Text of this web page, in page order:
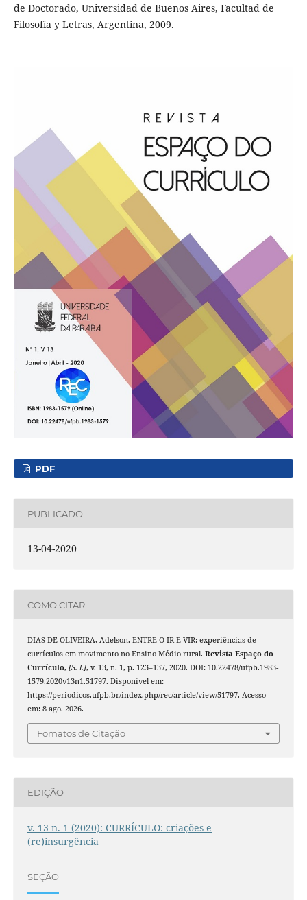
de Doctorado, Universidad de Buenos Aires, Facultad de
Filosofía y Letras, Argentina, 2009.
PDF
PUBLICADO
13-04-2020
COMO CITAR
DIAS DE OLIVEIRA, Adelson. ENTRE O IR E VIR: experiências de
currículos em movimento no Ensino Médio rural. Revista Espaço do
Currículo, [S. l.], v. 13, n. 1, p. 123–137, 2020. DOI: 10.22478/ufpb.1983-
1579.2020v13n1.51797. Disponível em:
https://periodicos.ufpb.br/index.php/rec/article/view/51797. Acesso
em: 8 ago. 2026.
Fomatos de Citação
EDIÇÃO
v. 13 n. 1 (2020): CURRÍCULO: criações e
(re)insurgência
SEÇÃO